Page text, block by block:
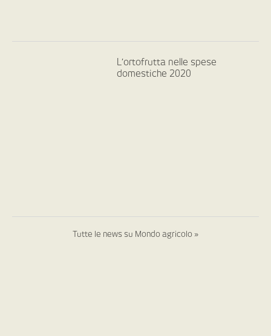
L’ortofrutta nelle spese
domestiche 2020
Tutte le news su Mondo agricolo »